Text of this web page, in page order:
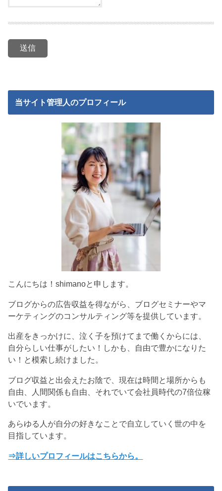
当サイト管理人のプロフィール
こんにちは！shimanoと申します。
ブログからの広告収益を得ながら、ブログセミナーやマ
ーケティングのコンサルティング等を提供しています。
出産をきっかけに、泣く子を預けてまで働くからには、
自分らしい仕事がしたい！しかも、自由で豊かになりた
い！と模索し続けました。
ブログ収益と出会えたお陰で、現在は時間と場所からも
自由、人間関係も自由、それでいて会社員時代の7倍位稼
いでいます。
あらゆる人が自分の好きなことで自立していく世の中を
目指しています。
⇒詳しいプロフィールはこちらから。